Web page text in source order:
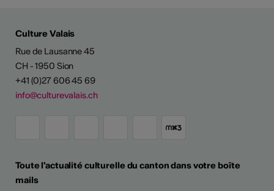
Culture Valais
Rue de Lausanne 45
CH - 1950 Sion
+41 (0)27 606 45 69
info@culturevalais.ch
Toute l'actualité culturelle du canton dans votre boîte
mails